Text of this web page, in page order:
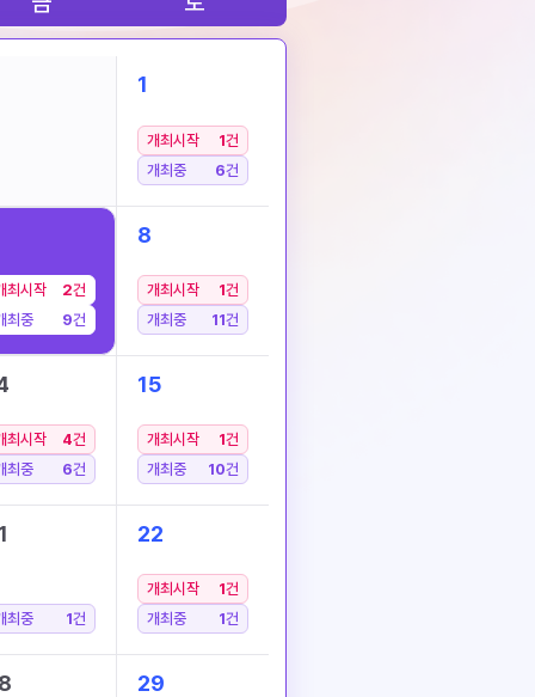
1
개최시작 1건
개최중
6건
최시작 2건
최중
9건
8
개최시작 1건
개최중
11건
최시작 4건
최중
6건
15
개최시작 1건
개최중
10건
최중 1건
22
개최시작 1건
개최중
1건
29